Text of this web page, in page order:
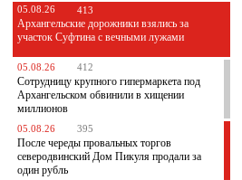
05.08.26 413
Архангельские дорожники взялись за
участок Суфтина с вечными лужами
05.08.26 412
Сотрудницу крупного гипермаркета под
Архангельском обвинили в хищении
миллионов
05.08.26 395
После череды провальных торгов
северодвинский Дом Пикуля продали за
один рубль